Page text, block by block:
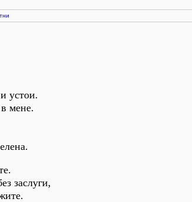
устои.
мене.
заслуги,